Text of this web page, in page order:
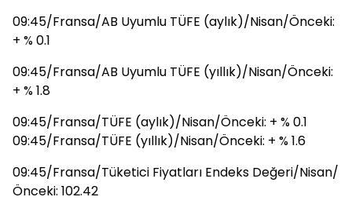
09:45/Fransa/AB Uyumlu TÜFE (aylık)/Nisan/Önceki:
+ % 0.1
09:45/Fransa/AB Uyumlu TÜFE (yıllık)/Nisan/Önceki:
+ % 1.8
09:45/Fransa/TÜFE (aylık)/Nisan/Önceki: + % 0.1
09:45/Fransa/TÜFE (yıllık)/Nisan/Önceki: + % 1.6
09:45/Fransa/Tüketici Fiyatları Endeks Değeri/Nisan/
Önceki: 102.42